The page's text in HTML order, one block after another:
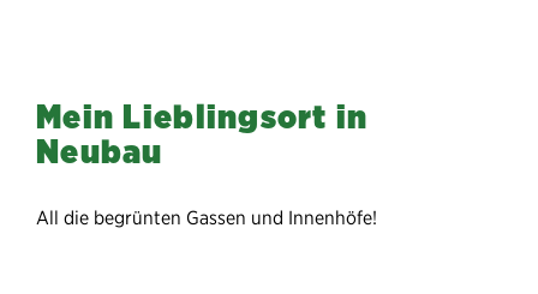
Mein Lieblingsort in
Neubau
All die begrünten Gassen und Innenhöfe!​